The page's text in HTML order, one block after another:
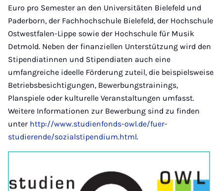
Euro pro Semester an den Universitäten Bielefeld und
Paderborn, der Fachhochschule Bielefeld, der Hochschule
Ostwestfalen-Lippe sowie der Hochschule für Musik
Detmold. Neben der finanziellen Unterstützung wird den
Stipendiatinnen und Stipendiaten auch eine
umfangreiche ideelle Förderung zuteil, die beispielsweise
Betriebsbesichtigungen, Bewerbungstrainings,
Planspiele oder kulturelle Veranstaltungen umfasst.
Weitere Informationen zur Bewerbung sind zu finden
unter http://www.studienfonds-owl.de/fuer-
studierende/sozialstipendium.html.